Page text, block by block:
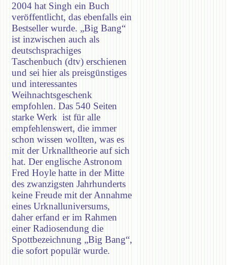
2004 hat Singh ein Buch
veröffentlicht, das ebenfalls ein
Bestseller wurde. „Big Bang“
ist inzwischen auch als
deutschsprachiges
Taschenbuch (dtv) erschienen
und sei hier als preisgünstiges
und interessantes
Weihnachtsgeschenk
empfohlen. Das 540 Seiten
starke Werk ist für alle
empfehlenswert, die immer
schon wissen wollten, was es
mit der Urknalltheorie auf sich
hat. Der englische Astronom
Fred Hoyle hatte in der Mitte
des zwanzigsten Jahrhunderts
keine Freude mit der Annahme
eines Urknalluniversums,
daher erfand er im Rahmen
einer Radiosendung die
Spottbezeichnung „Big Bang“,
die sofort populär wurde.